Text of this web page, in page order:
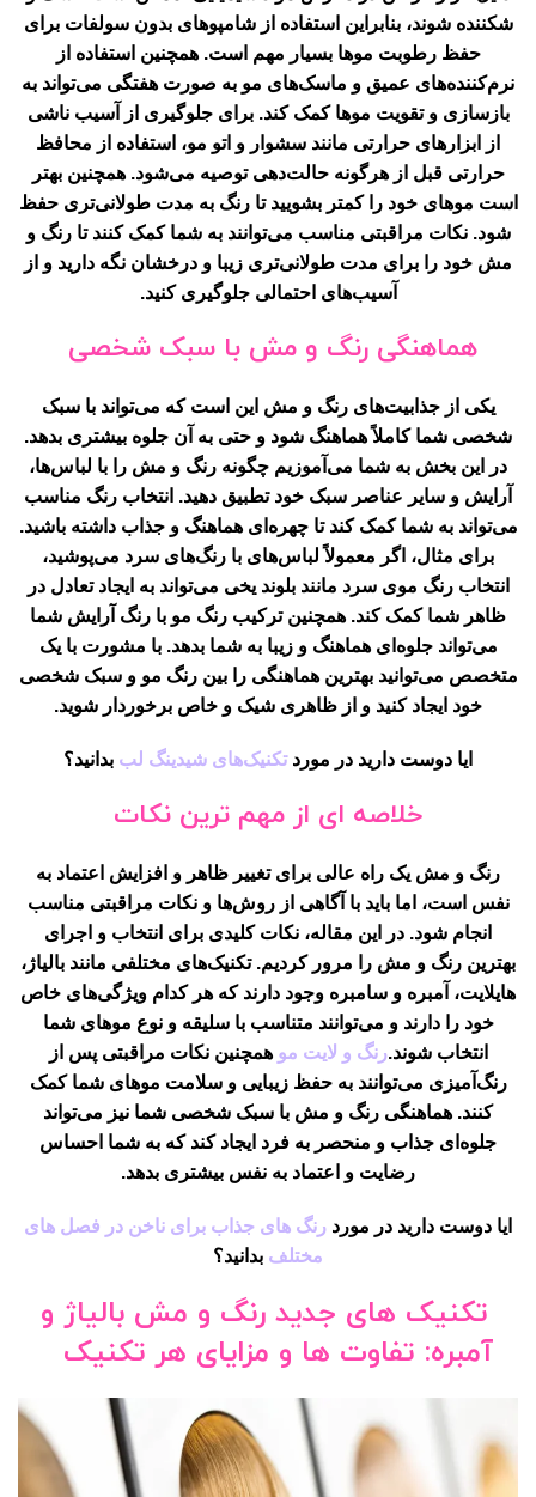
شکننده شوند، بنابراین استفاده از شامپوهای بدون سولفات برای
حفظ رطوبت موها بسیار مهم است. همچنین استفاده از
نرم‌کننده‌های عمیق و ماسک‌های مو به صورت هفتگی می‌تواند به
بازسازی و تقویت موها کمک کند. برای جلوگیری از آسیب ناشی
از ابزارهای حرارتی مانند سشوار و اتو مو، استفاده از محافظ
حرارتی قبل از هرگونه حالت‌دهی توصیه می‌شود. همچنین بهتر
است موهای خود را کمتر بشویید تا رنگ به مدت طولانی‌تری حفظ
شود. نکات مراقبتی مناسب می‌توانند به شما کمک کنند تا رنگ و
مش خود را برای مدت طولانی‌تری زیبا و درخشان نگه دارید و از
آسیب‌های احتمالی جلوگیری کنید.
هماهنگی رنگ و مش با سبک شخصی
یکی از جذابیت‌های رنگ و مش این است که می‌تواند با سبک
شخصی شما کاملاً هماهنگ شود و حتی به آن جلوه بیشتری بدهد.
در این بخش به شما می‌آموزیم چگونه رنگ و مش را با لباس‌ها،
آرایش و سایر عناصر سبک خود تطبیق دهید. انتخاب رنگ مناسب
می‌تواند به شما کمک کند تا چهره‌ای هماهنگ و جذاب داشته باشید.
برای مثال، اگر معمولاً لباس‌های با رنگ‌های سرد می‌پوشید،
انتخاب رنگ موی سرد مانند بلوند یخی می‌تواند به ایجاد تعادل در
ظاهر شما کمک کند. همچنین ترکیب رنگ مو با رنگ آرایش شما
می‌تواند جلوه‌ای هماهنگ و زیبا به شما بدهد. با مشورت با یک
متخصص می‌توانید بهترین هماهنگی را بین رنگ مو و سبک شخصی
خود ایجاد کنید و از ظاهری شیک و خاص برخوردار شوید.
ایا دوست دارید در موردتکنیک‌های شیدینگ لب بدانید؟
خلاصه ای از مهم ترین نکات
رنگ و مش یک راه عالی برای تغییر ظاهر و افزایش اعتماد به
نفس است، اما باید با آگاهی از روش‌ها و نکات مراقبتی مناسب
انجام شود. در این مقاله، نکات کلیدی برای انتخاب و اجرای
بهترین رنگ و مش را مرور کردیم. تکنیک‌های مختلفی مانند بالیاژ،
هایلایت، آمبره و سامبره وجود دارند که هر کدام ویژگی‌های خاص
خود را دارند و می‌توانند متناسب با سلیقه و نوع موهای شما
انتخاب شوند.رنگ و لایت مو همچنین نکات مراقبتی پس از
رنگ‌آمیزی می‌توانند به حفظ زیبایی و سلامت موهای شما کمک
کنند. هماهنگی رنگ و مش با سبک شخصی شما نیز می‌تواند
جلوه‌ای جذاب و منحصر به فرد ایجاد کند که به شما احساس
رضایت و اعتماد به نفس بیشتری بدهد.
ایا دوست دارید در مورد رنگ های جذاب برای ناخن در فصل های
مختلف بدانید؟
تکنیک های جدید رنگ و مش بالیاژ و
آمبره: تفاوت ها و مزایای هر تکنیک